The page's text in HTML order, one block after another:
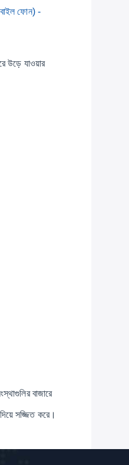
ফোন) -
উড়ে যাওয়ার
বাজারে
সজ্জিত করে।